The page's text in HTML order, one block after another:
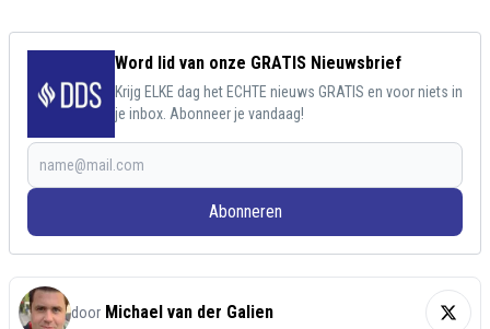
Word lid van onze GRATIS Nieuwsbrief
Krijg ELKE dag het ECHTE nieuws GRATIS en voor niets in
je inbox. Abonneer je vandaag!
Abonneren
door Michael van der Galien